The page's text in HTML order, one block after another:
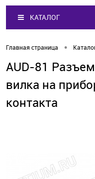
КАТАЛОГ
Главная страница •
AUD-81
вилка на
контакта